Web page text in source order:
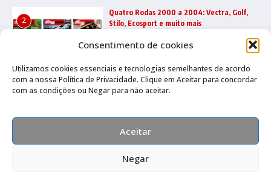
Consentimento de cookies
Utilizamos cookies essenciais e tecnologias semelhantes de acordo
com a nossa Política de Privacidade. Clique em Aceitar para concordar
com as condições ou Negar para não aceitar.
Aceitar
Negar
2
Quatro Rodas 2000 a 2004: Vectra, Golf,
Stilo, Ecosport e muito mais
3
Quatro Rodas 1995 a 1999: Ka, Marea,
grandes esportivos e mais